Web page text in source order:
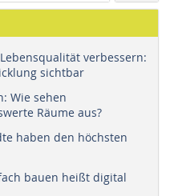
verbessern:
sichtbar
Wie sehen
Räume aus?
haben den höchsten
bauen heißt digital